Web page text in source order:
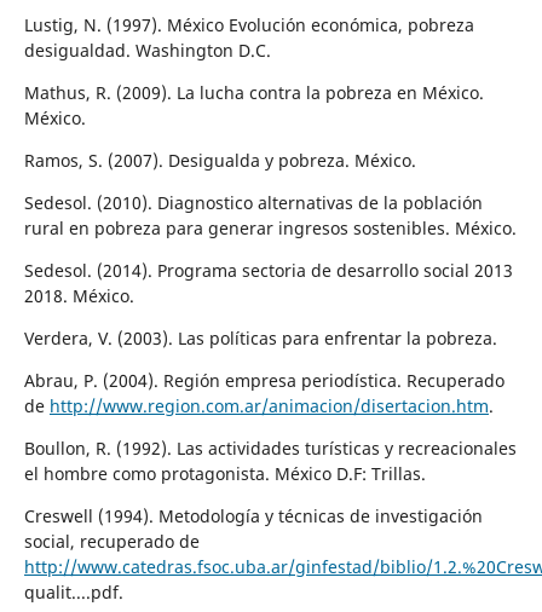
Lustig, N. (1997). México Evolución económica, pobreza
desigualdad. Washington D.C.
Mathus, R. (2009). La lucha contra la pobreza en México.
México.
Ramos, S. (2007). Desigualda y pobreza. México.
Sedesol. (2010). Diagnostico alternativas de la población
rural en pobreza para generar ingresos sostenibles. México.
Sedesol. (2014). Programa sectoria de desarrollo social 2013
2018. México.
Verdera, V. (2003). Las políticas para enfrentar la pobreza.
Abrau, P. (2004). Región empresa periodística. Recuperado
de http://www.region.com.ar/animacion/disertacion.htm.
Boullon, R. (1992). Las actividades turísticas y recreacionales
el hombre como protagonista. México D.F: Trillas.
Creswell (1994). Metodología y técnicas de investigación
social, recuperado de
http://www.catedras.fsoc.uba.ar/ginfestad/biblio/
qualit....pdf.